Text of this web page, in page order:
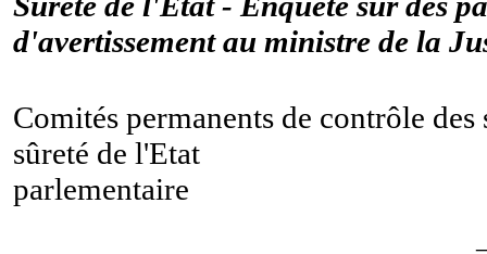
d'avertissement au ministre de la
Comités permanents de contrôle
sûreté de l'Etat
parlementaire